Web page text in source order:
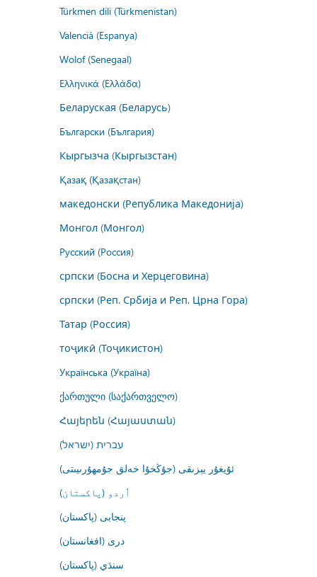
Türkmen dili (Türkmenistan)
Valencià (Espanya)
Wolof (Senegaal)
Ελληνικά (Ελλάδα)
Беларуская (Беларусь)
Български (България)
Кыргызча (Кыргызстан)
Қазақ (Қазақстан)
македонски (Република Македонија)
Монгол (Монгол)
Русский (Россия)
српски (Босна и Херцеговина)
српски (Реп. Србија и Реп. Црна Гора)
Татар (Россия)
тоҷикӣ (Тоҷикистон)
Українська (Україна)
ქართული (საქართველო)
Հայերեն (Հայաստան)
עברית (ישראל)
ئۇيغۇر يېزىقى (جۇڭخۇا خەلق جۇمھۇرىيىتى)
اُردو (پاکستان)
پنجابی (پاکستان)
درى (افغانستان)
سنڌي (پاکستان)